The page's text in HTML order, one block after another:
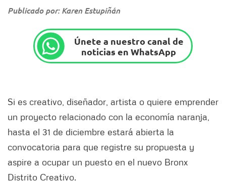
Publicado por: Karen Estupiñán
Únete a nuestro canal de
noticias en WhatsApp
Si es creativo, diseñador, artista o quiere emprender
un proyecto relacionado con la economía naranja,
hasta el 31 de diciembre estará abierta la
convocatoria para que registre su propuesta y
aspire a ocupar un puesto en el nuevo Bronx
Distrito Creativo.